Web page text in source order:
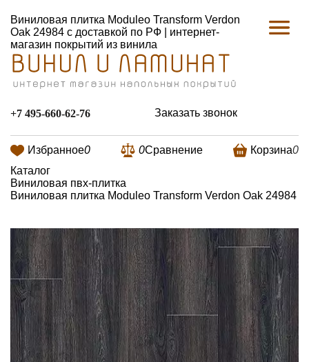
Виниловая плитка Moduleo Transform Verdon
Oak 24984 с доставкой по РФ | интернет-
магазин покрытий из винила
+7 495-660-62-76 Заказать звонок
Избранное0 0Сравнение Корзина0
Каталог
Виниловая пвх-плитка
Виниловая плитка Moduleo Transform Verdon Oak 24984